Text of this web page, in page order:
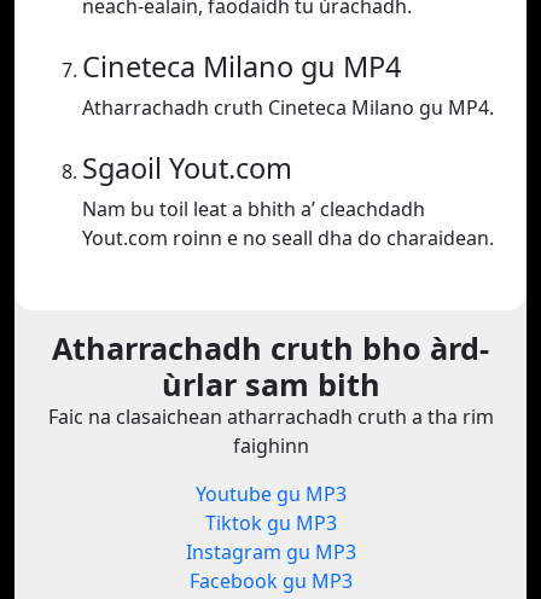
neach-ealain, faodaidh tu ùrachadh.
Cineteca Milano gu MP4
Atharrachadh cruth Cineteca Milano gu MP4.
Sgaoil Yout.com
Nam bu toil leat a bhith a’ cleachdadh
Yout.com roinn e no seall dha do charaidean.
Atharrachadh cruth bho àrd-
ùrlar sam bith
Faic na clasaichean atharrachadh cruth a tha rim
faighinn
Youtube gu MP3
Tiktok gu MP3
Instagram gu MP3
Facebook gu MP3